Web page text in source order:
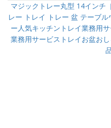
マジックトレー丸型 14インチ
レー トレイ トレー 盆 テーブ
ー人気キッチントレイ業務用
業務用サービストレイお盆お